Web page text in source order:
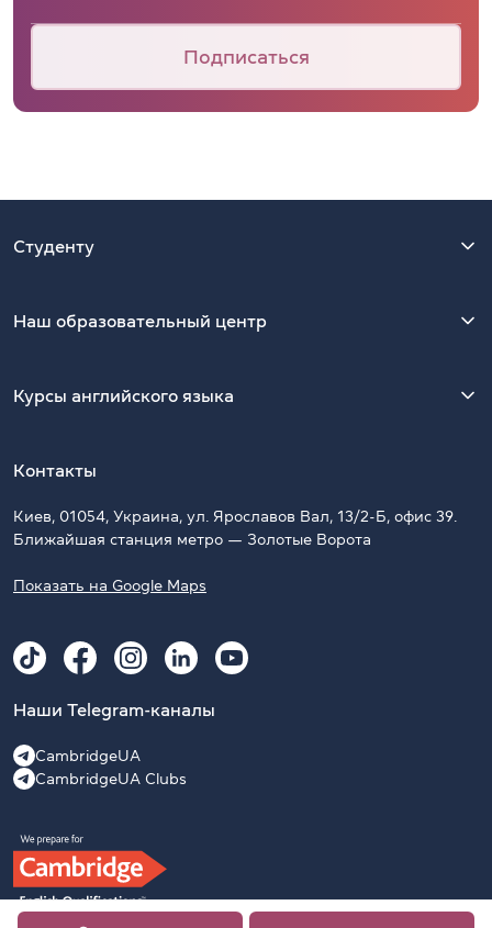
Подписаться
Студенту
Наш образовательный центр
Курсы английского языка
Контакты
Киев, 01054, Украина, ул. Ярославов Вал, 13/2-Б, офис 39.
Ближайшая станция метро — Золотые Ворота
Показать на Google Maps
Наши Telegram-каналы
CambridgeUA
CambridgeUA Clubs